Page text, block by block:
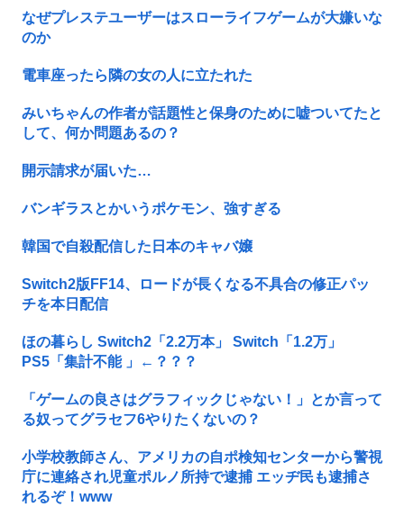
なぜプレステユーザーはスローライフゲームが大嫌いな
のか
電車座ったら隣の女の人に立たれた
みいちゃんの作者が話題性と保身のために嘘ついてたと
して、何か問題あるの？
開示請求が届いた…
バンギラスとかいうポケモン、強すぎる
韓国で自殺配信した日本のキャバ嬢
Switch2版FF14、ロードが長くなる不具合の修正パッ
チを本日配信
ほの暮らし Switch2「2.2万本」 Switch「1.2万」
PS5「集計不能 」←？？？
「ゲームの良さはグラフィックじゃない！」とか言って
る奴ってグラセフ6やりたくないの？
小学校教師さん、アメリカの自ポ検知センターから警視
庁に連絡され児童ポルノ所持で逮捕 エッヂ民も逮捕さ
れるぞ！www